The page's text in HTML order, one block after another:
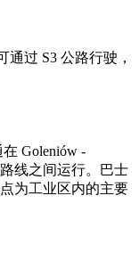
通过 S3 公路行驶，
Goleniów -
路线之间运行。巴士
为工业区内的主要